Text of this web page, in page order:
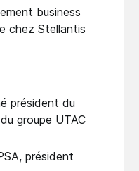
business
chez Stellantis
président du
groupe UTAC
président